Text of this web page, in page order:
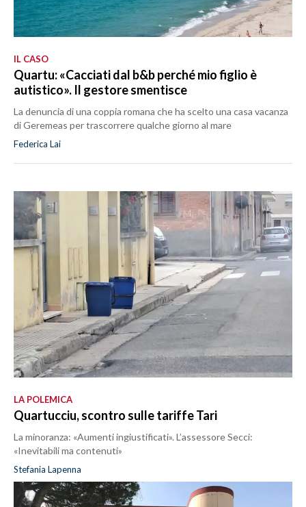
IL CASO
Quartu: «Cacciati dal b&b perché mio figlio è
autistico». Il gestore smentisce
La denuncia di una coppia romana che ha scelto una casa vacanza
di Geremeas per trascorrere qualche giorno al mare
Federica Lai
LA POLEMICA
Quartucciu, scontro sulle tariffe Tari
La minoranza: «Aumenti ingiustificati». L’assessore Secci:
«Inevitabili ma contenuti»
Stefania Lapenna